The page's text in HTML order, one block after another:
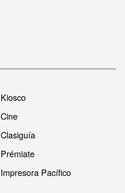
Kiosco
Cine
Clasiguía
Prémiate
Impresora Pacífico